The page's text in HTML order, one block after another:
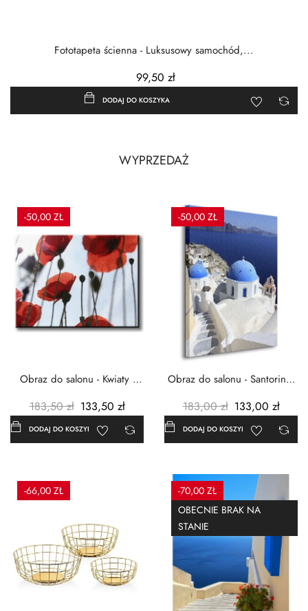
Fototapeta ścienna - Luksusowy samochód,...
99,50 zł
DODAJ DO KOSZYKA
WYPRZEDAŻ
-50,00 ZŁ
Obraz do salonu - Kwiaty -
183,50 zł 133,50 zł
DODAJ DO KOSZYKA
-50,00 ZŁ
Obraz do salonu - Santorini -
183,00 zł 133,00 zł
DODAJ DO KOSZYKA
-66,00 ZŁ
-70,00 ZŁ
OBECNIE BRAK NA
STANIE